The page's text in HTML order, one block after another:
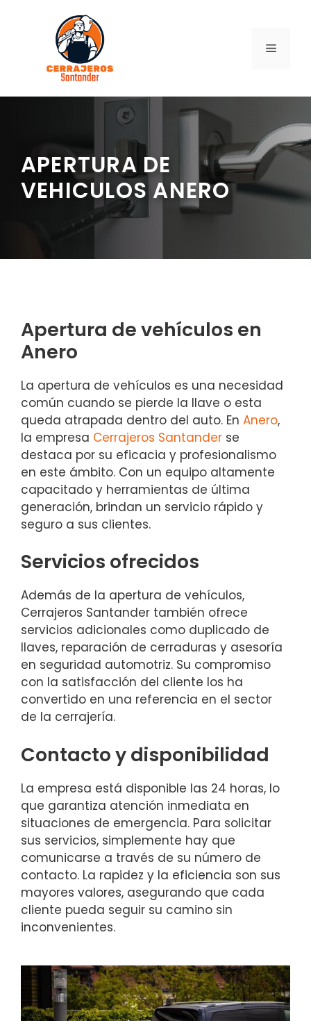
contenido
MENÚ
APERTURA DE
VEHICULOS ANERO
Apertura de vehículos en
Anero
La apertura de vehículos es una necesidad
común cuando se pierde la llave o esta
queda atrapada dentro del auto. En Anero,
la empresa Cerrajeros Santander se
destaca por su eficacia y profesionalismo
en este ámbito. Con un equipo altamente
capacitado y herramientas de última
generación, brindan un servicio rápido y
seguro a sus clientes.
Servicios ofrecidos
Además de la apertura de vehículos,
Cerrajeros Santander también ofrece
servicios adicionales como duplicado de
llaves, reparación de cerraduras y asesoría
en seguridad automotriz. Su compromiso
con la satisfacción del cliente los ha
convertido en una referencia en el sector
de la cerrajería.
Contacto y disponibilidad
La empresa está disponible las 24 horas, lo
que garantiza atención inmediata en
situaciones de emergencia. Para solicitar
sus servicios, simplemente hay que
comunicarse a través de su número de
contacto. La rapidez y la eficiencia son sus
mayores valores, asegurando que cada
cliente pueda seguir su camino sin
inconvenientes.